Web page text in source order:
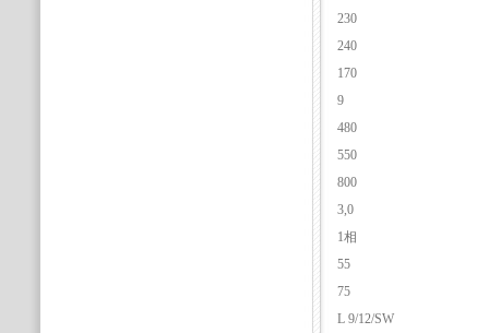
230
240
170
9
480
550
800
3,0
1相
55
75
L 9/12/SW